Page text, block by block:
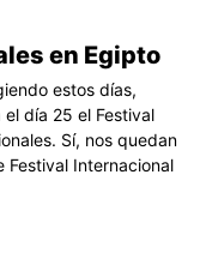
en Egipto
estos días,
día 25 el Festival
Sí, nos quedan
Internacional